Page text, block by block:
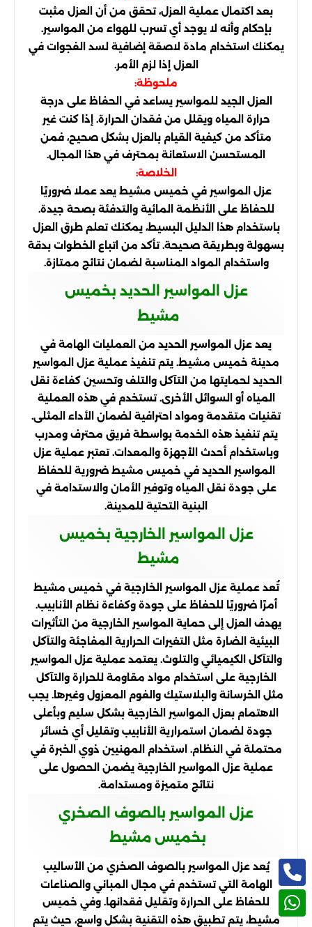
بعد اكتمال عملية العزل، تحقق من أن العزل مثبت
بإحكام وأنه لا يوجد أي تسرب للهواء من المواسير.
يمكنك استخدام مادة لاصقة إضافية لسد الفجوات في
العزل إذا لزم الأمر.
ملحوظة:
العزل الجيد للمواسير يساعد في الحفاظ على درجة
حرارة المياه ويقلل من فقدان الحرارة. إذا كنت غير
متأكد من كيفية القيام بالعزل بشكل صحيح، فمن
المستحسن الاستعانة بمحترف في هذا المجال.
الخلاصة:
عزل المواسير في خميس مشيط يعد عملا ضروريًا
للحفاظ على الأنظمة المائية والتدفئة بصحة جيدة.
باستخدام هذا الدليل البسيط، يمكنك تعلم طرق العزل
بسهولة وبطريقة صحيحة. تأكد من اتباع الخطوات بدقة
واستخدام المواد المناسبة لضمان نتائج ممتازة.
عزل المواسير الحديد بخميس
مشيط
يعد عزل المواسير الحديد من العمليات الهامة في
مدينة خميس مشيط. يتم تنفيذ عملية عزل المواسير
الحديد لحمايتها من التآكل والتلف وتحسين كفاءة نقل
المياه أو السوائل الأخرى. تستخدم في هذه العملية
تقنيات متقدمة ومواد احترافية لضمان الأداء المثلى.
يتم تنفيذ هذه الخدمة بواسطة فريق محترف ومدرب
وباستخدام أحدث الأجهزة والمعدات. تعتبر عملية عزل
المواسير الحديد في خميس مشيط ضرورية للحفاظ
على جودة نقل المياه وتوفير الأمان والاستدامة في
البنية التحتية للمدينة.
عزل المواسير الخارجية بخميس
مشيط
تُعد عملية عزل المواسير الخارجية في خميس مشيط
أمرًا ضروريًا للحفاظ على جودة وكفاءة نظام الأنابيب.
يهدف العزل إلى حماية المواسير الخارجية من التأثيرات
البيئية الضارة مثل التغيرات الحرارية المفاجئة والتآكل
والتآكل الكيميائي والتلوث. يعتمد عملية عزل المواسير
الخارجية على استخدام مواد مقاومة للحرارة والتآكل
مثل الخرسانة والبلاستيك والفوم المعزول وغيرها. يجب
الاهتمام بعزل المواسير الخارجية بشكل سليم وبأعلى
جودة لضمان استمرارية الأنابيب وتقليل أي خسائر
محتملة في النظام. استخدام المهنيين ذوي الخبرة في
عملية عزل المواسير الخارجية يضمن الحصول على
نتائج متميزة ومستدامة.
عزل المواسير بالصوف الصخري
بخميس مشيط
يُعد عزل المواسير بالصوف الصخري من الأساليب
الهامة التي تستخدم في مجال المباني والصناعات
للحفاظ على الحرارة وتقليل فقدانها. وفي خميس
مشيط، يتم تطبيق هذه التقنية بشكل واسع، حيث يتم